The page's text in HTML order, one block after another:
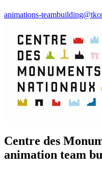
animations-
Centre des
animation team